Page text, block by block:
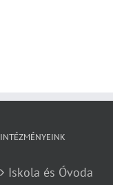
INTÉZMÉNYEINK
Iskola és Óvoda